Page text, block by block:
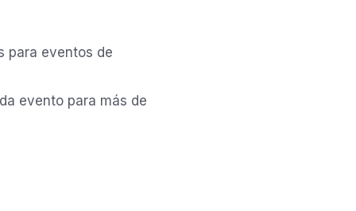
para eventos de
evento para más de